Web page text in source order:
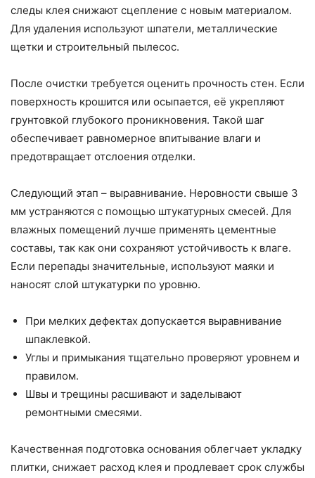
следы клея снижают сцепление с новым материалом.
Для удаления используют шпатели, металлические
щетки и строительный пылесос.
После очистки требуется оценить прочность стен. Если
поверхность крошится или осыпается, её укрепляют
грунтовкой глубокого проникновения. Такой шаг
обеспечивает равномерное впитывание влаги и
предотвращает отслоения отделки.
Следующий этап – выравнивание. Неровности свыше 3
мм устраняются с помощью штукатурных смесей. Для
влажных помещений лучше применять цементные
составы, так как они сохраняют устойчивость к влаге.
Если перепады значительные, используют маяки и
наносят слой штукатурки по уровню.
При мелких дефектах допускается выравнивание
шпаклевкой.
Углы и примыкания тщательно проверяют уровнем и
правилом.
Швы и трещины расшивают и заделывают
ремонтными смесями.
Качественная подготовка основания облегчает укладку
плитки, снижает расход клея и продлевает срок службы